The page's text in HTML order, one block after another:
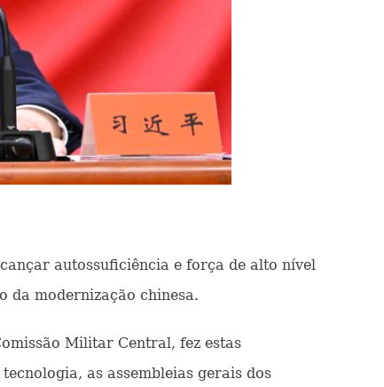
autossuficiência e força de alto nível
da modernização chinesa.
Militar Central, fez estas
as assembleias gerais dos